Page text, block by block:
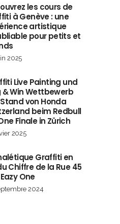
les cours de
à Genève : une
artistique
pour petits et
2025
Live Painting und
& Win Wettbewerb
von Honda
beim Redbull
Finale in Zürich
2025
Graffiti en
Chiffre de la Rue 45
One
2024